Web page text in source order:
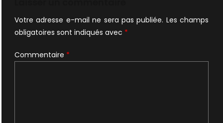
Votre adresse e-mail ne sera pas publiée. Les champs
obligatoires sont indiqués avec *
Commentaire *